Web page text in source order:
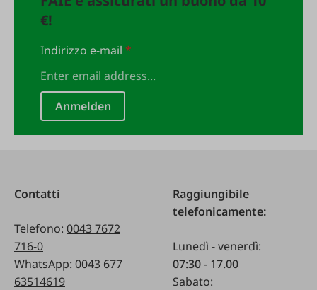
€!
Indirizzo e-mail*
Anmelden
Contatti
Telefono: 0043 7672
716-0
WhatsApp: 0043 677
63514619
Raggiungibile
telefonicamente:
Lunedì - venerdì:
07:30 - 17.00
Sabato: